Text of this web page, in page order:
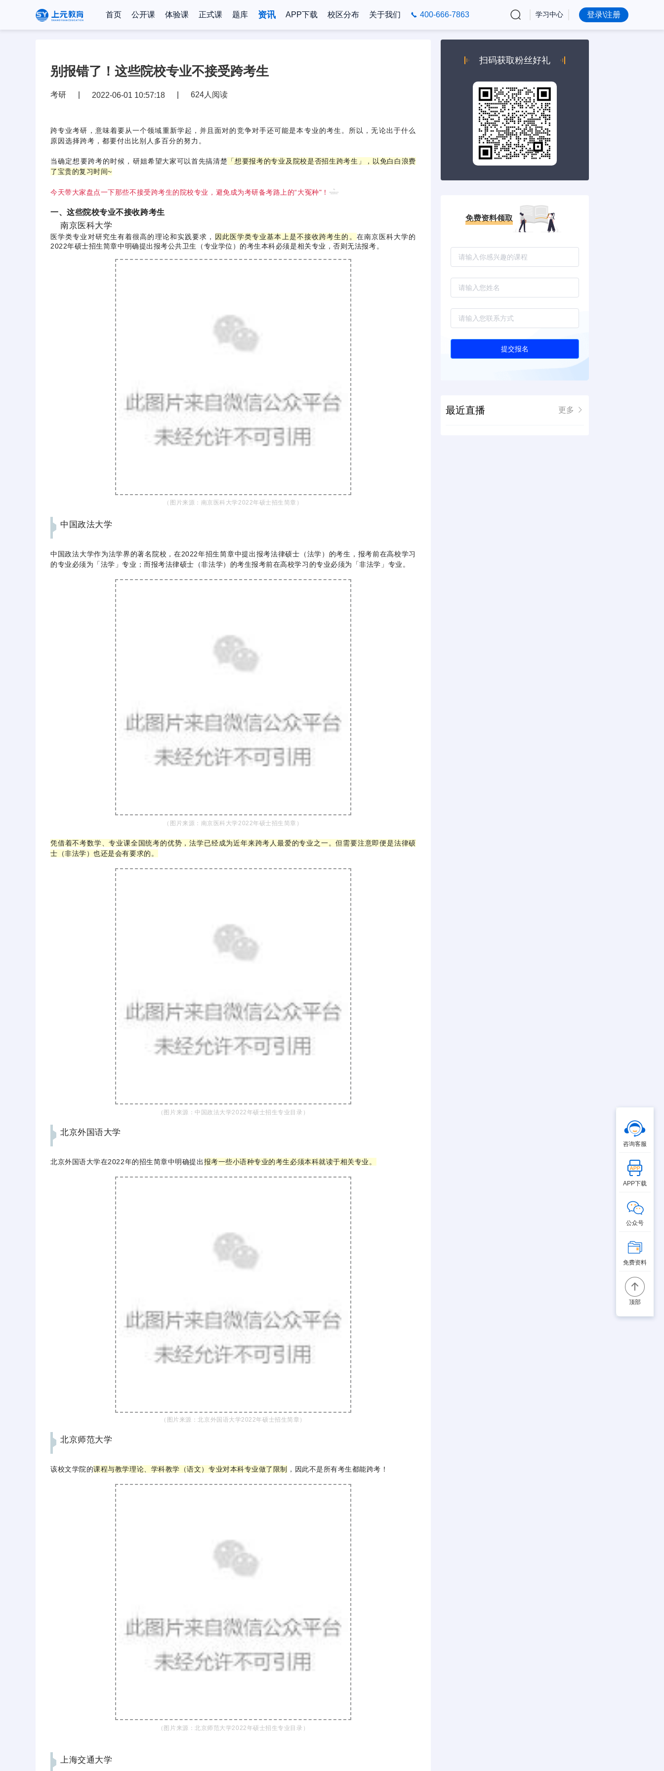
首页 公开课 体验课 正式课 题库 资讯 APP下载 校区分布 关于我们 400-666-7863 学习中心 登录\注册
别报错了！这些院校专业不接受跨考生
考研 2022-06-01 10:57:18 624人阅读
跨专业考研，意味着要从一个领域重新学起，并且面对的竞争对手还可能是本专业的考生。所以，无论出于什么
原因选择跨考，都要付出比别人多百分的努力。
当确定想要跨考的时候，研姐希望大家可以首先搞清楚 「想要报考的专业及院校是否招生跨考生」，以免白白浪费
了宝贵的复习时间~
今天带大家盘点一下那些不接受跨考生的院校专业，避免成为考研备考路上的“大冤种"！
一、这些院校专业不接收跨考生
南京医科大学
医学类专业对研究生有着很高的理论和实践要求， 因此医学类专业基本上是不接收跨考生的。 在南京医科大学的
2022年硕士招生简章中明确提出报考公共卫生（专业学位）的考生本科必须是相关专业，否则无法报考。
（图片来源：南京医科大学2022年硕士招生简章）
中国政法大学
中国政法大学作为法学界的著名院校，在2022年招生简章中提出报考法律硕士（法学）的考生，报考前在高校学习
的专业必须为「法学」专业；而报考法律硕士（非法学）的考生报考前在高校学习的专业必须为「非法学」专业。
（图片来源：南京医科大学2022年硕士招生简章）
凭借着不考数学、专业课全国统考的优势，法学已经成为近年来跨考人最爱的专业之一。但需要注意即便是法律硕
士（非法学）也还是会有要求的。
（图片来源：中国政法大学2022年硕士招生专业目录）
北京外国语大学
北京外国语大学在2022年的招生简章中明确提出报考一些小语种专业的考生必须本科就读于相关专业。
（图片来源：北京外国语大学2022年硕士招生简章）
北京师范大学
该校文学院的课程与教学理论、学科教学（语文）专业对本科专业做了限制 ，因此不是所有考生都能跨考！
（图片来源：北京师范大学2022年硕士招生专业目录）
上海交通大学
扫码获取粉丝好礼
免费资料领取
提交报名
最近直播 更多
咨询客服
APP下载
公众号
免费资料
顶部